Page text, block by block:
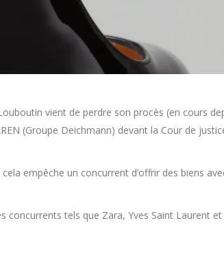
vient de perdre son procès (en cours
(Groupe Deichmann) devant la Cour de
empêche un concurrent d’offrir des biens
concurrents tels que Zara, Yves Saint Laurent et